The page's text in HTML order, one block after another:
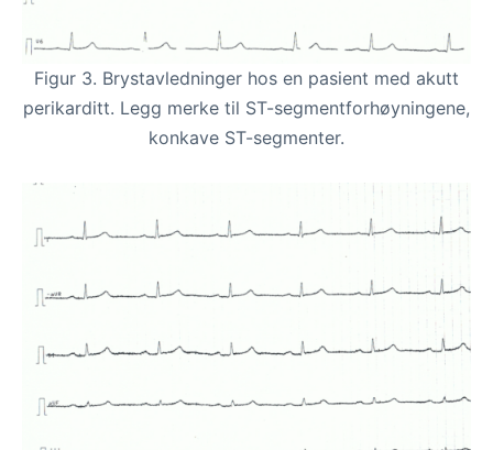
Figur 3. Brystavledninger hos en pasient med akutt
perikarditt. Legg merke til ST-segmentforhøyningene,
konkave ST-segmenter.